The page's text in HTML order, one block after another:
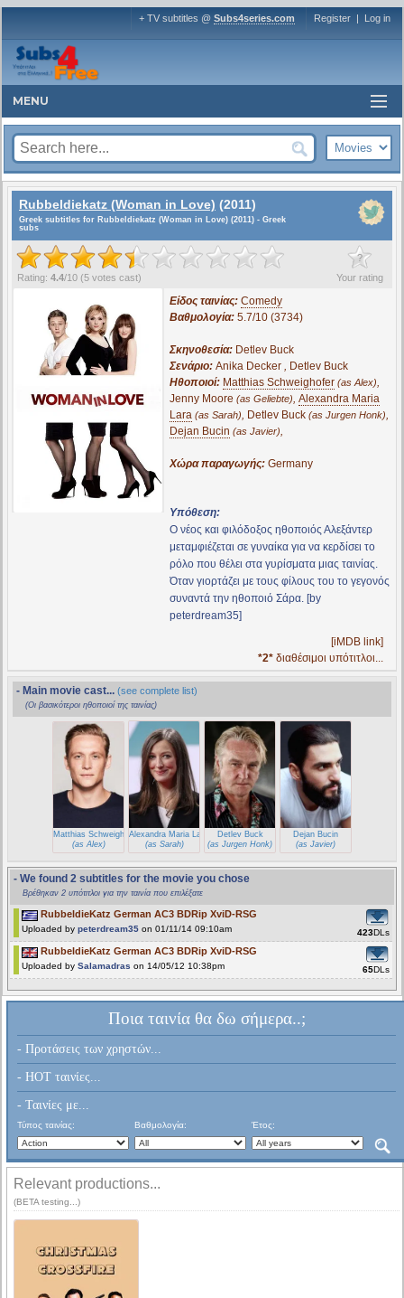
+ TV subtitles @ Subs4series.com Register | Log in
MENU
Rubbeldiekatz (Woman in Love) (2011)
Greek subtitles for Rubbeldiekatz (Woman in Love) (2011) - Greek
subs
?
Your rating
Rating: 4.4/10 (5 votes cast)
Είδος ταινίας: Comedy
Βαθμολογία: 5.7/10 (3734)
Σκηνοθεσία: Detlev Buck
Σενάριο: Anika Decker, Detlev Buck
Ηθοποιοί: Matthias Schweighofer (as Alex),
Jenny Moore (as Geliebte), Alexandra Maria
Lara (as Sarah), Detlev Buck (as Jurgen Honk),
Dejan Bucin (as Javier),
Χώρα παραγωγής: Germany
Υπόθεση:
Ο νέος και φιλόδοξος ηθοποιός Αλεξάντερ
μεταμφιέζεται σε γυναίκα για να κερδίσει το
ρόλο που θέλει στα γυρίσματα μιας ταινίας.
Όταν γιορτάζει με τους φίλους του το γεγονός
συναντά την ηθοποιό Σάρα. [by
peterdream35]
[iMDB link]
*2* διαθέσιμοι υπότιτλοι...
- Main movie cast... (see complete list)
(Οι βασικότεροι ηθοποιοί της ταινίας)
Matthias Schweighofer
(as Alex)
Alexandra Maria Lara
(as Sarah)
Detlev Buck
(as Jurgen Honk)
Dejan Bucin
(as Javier)
- We found 2 subtitles for the movie you chose
Βρέθηκαν 2 υπότιτλοι για την ταινία που επιλέξατε
RubbeldieKatz German AC3 BDRip XviD-RSG
Uploaded by peterdream35 on 01/11/14 09:10am 423DLs
RubbeldieKatz German AC3 BDRip XviD-RSG
Uploaded by Salamadras on 14/05/12 10:38pm 65DLs
Ποια ταινία θα δω σήμερα..;
- Προτάσεις των χρηστών...
- HOT ταινίες...
- Ταινίες με...
Τύπος ταινίας: Βαθμολογία: Έτος:
Relevant productions...
(BETA testing...)